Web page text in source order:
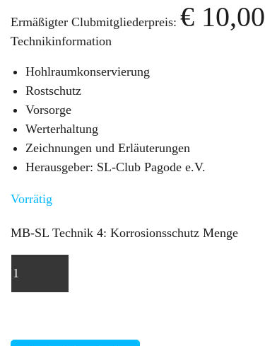
Ermäßigter Clubmitgliederpreis: € 10,00
Technikinformation
Hohlraumkonservierung
Rostschutz
Vorsorge
Werterhaltung
Zeichnungen und Erläuterungen
Herausgeber: SL-Club Pagode e.V.
Vorrätig
MB-SL Technik 4: Korrosionsschutz Menge